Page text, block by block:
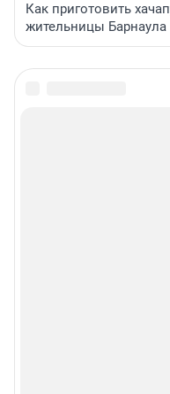
Как приготовить
жительницы Барнаула